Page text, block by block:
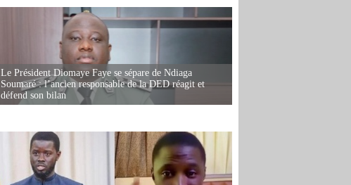
Le Président Diomaye Faye se sépare de Ndiaga
Soumaré : l’ancien responsable de la DED réagit et
défend son bilan